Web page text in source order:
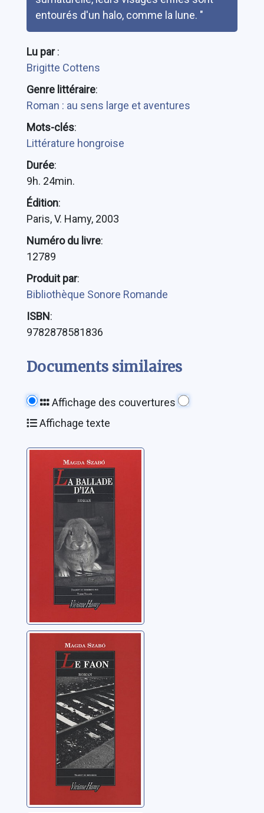
entourés d'un halo, comme la lune. "
Lu par:
Brigitte Cottens
Genre littéraire:
Roman : au sens large et aventures
Mots-clés:
Littérature hongroise
Durée:
9h. 24min.
Édition:
Paris, V. Hamy, 2003
Numéro du livre:
12789
Produit par:
Bibliothèque Sonore Romande
ISBN:
9782878581836
Documents similaires
Affichage des couvertures
Affichage texte
La ballade d'Iza:
[roman]
Szabó, Magda
Le faon: [roman]
Szabó, Magda